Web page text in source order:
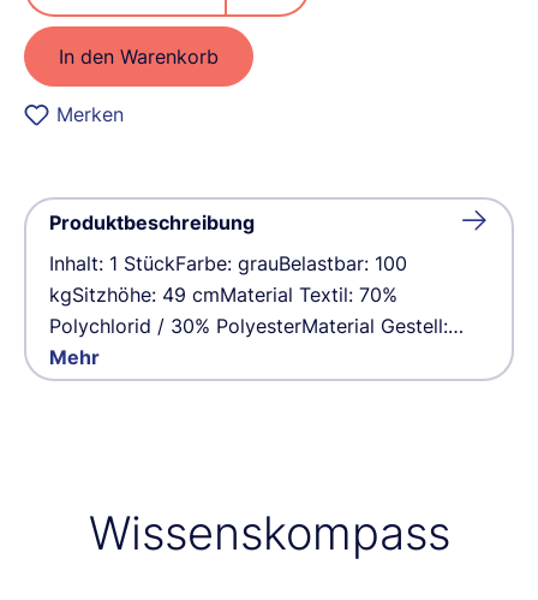
In den Warenkorb
Merken
Produktbeschreibung
Inhalt: 1 StückFarbe: grauBelastbar: 100
kgSitzhöhe: 49 cmMaterial Textil: 70%
Polychlorid / 30% PolyesterMaterial Gestell:…
Mehr
Wissenskompass